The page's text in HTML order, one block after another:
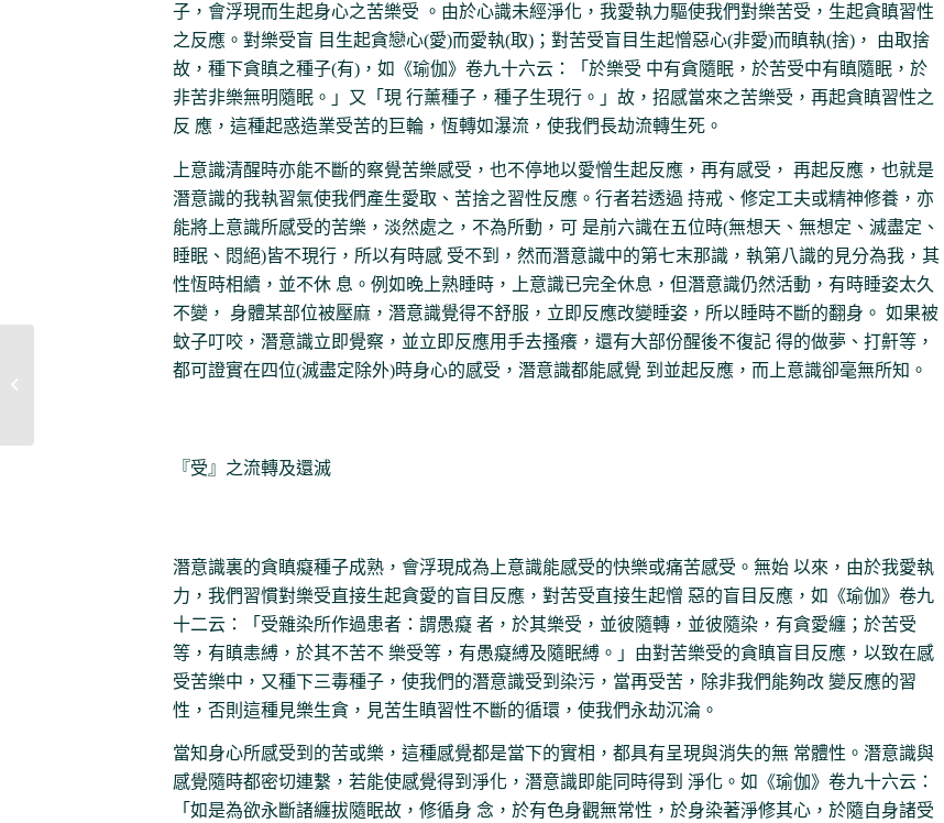
子，會浮現而生起身心之苦樂受 。由於心識未經淨化，我愛執力驅使我們對樂苦受，生起貪瞋習性
之反應。對樂受盲 目生起貪戀心(愛)而愛執(取)；對苦受盲目生起憎惡心(非愛)而瞋執(捨)， 由取捨
故，種下貪瞋之種子(有)，如《瑜伽》卷九十六云：「於樂受 中有貪隨眠，於苦受中有瞋隨眠，於
非苦非樂無明隨眠。」又「現 行薰種子，種子生現行。」故，招感當來之苦樂受，再起貪瞋習性之
反 應，這種起惑造業受苦的巨輪，恆轉如瀑流，使我們長劫流轉生死。
上意識清醒時亦能不斷的察覺苦樂感受，也不停地以愛憎生起反應，再有感受， 再起反應，也就是
潛意識的我執習氣使我們產生愛取、苦捨之習性反應。行者若透過 持戒、修定工夫或精神修養，亦
能將上意識所感受的苦樂，淡然處之，不為所動，可 是前六識在五位時(無想天、無想定、滅盡定、
睡眠、悶絕)皆不現行，所以有時感 受不到，然而潛意識中的第七末那識，執第八識的見分為我，其
性恆時相續，並不休 息。例如晚上熟睡時，上意識已完全休息，但潛意識仍然活動，有時睡姿太久
不變， 身體某部位被壓麻，潛意識覺得不舒服，立即反應改變睡姿，所以睡時不斷的翻身。 如果被
蚊子叮咬，潛意識立即覺察，並立即反應用手去搔癢，還有大部份醒後不復記 得的做夢、打鼾等，
都可證實在四位(滅盡定除外)時身心的感受，潛意識都能感覺 到並起反應，而上意識卻毫無所知。
『受』之流轉及還滅
潛意識裏的貪瞋癡種子成熟，會浮現成為上意識能感受的快樂或痛苦感受。無始 以來，由於我愛執
力，我們習慣對樂受直接生起貪愛的盲目反應，對苦受直接生起憎 惡的盲目反應，如《瑜伽》卷九
十二云：「受雜染所作過患者：謂愚癡 者，於其樂受，並彼隨轉，並彼隨染，有貪愛纏；於苦受
等，有瞋恚縛，於其不苦不 樂受等，有愚癡縛及隨眠縛。」由對苦樂受的貪瞋盲目反應，以致在感
受苦樂中，又種下三毒種子，使我們的潛意識受到染污，當再受苦，除非我們能夠改 變反應的習
性，否則這種見樂生貪，見苦生瞋習性不斷的循環，使我們永劫沉淪。
當知身心所感受到的苦或樂，這種感覺都是當下的實相，都具有呈現與消失的無 常體性。潛意識與
感覺隨時都密切連繫，若能使感覺得到淨化，潛意識即能同時得到 淨化。如《瑜伽》卷九十六云：
「如是為欲永斷諸纏拔隨眠故，修循身 念，於有色身觀無常性，於身染著淨修其心，於隨自身諸受